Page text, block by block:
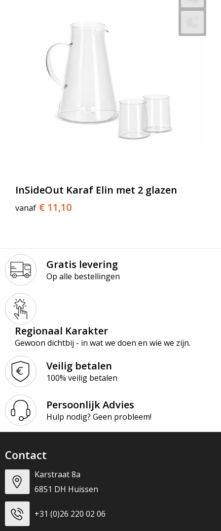
InSideOut Karaf Elin met 2 glazen
vanaf € 11,10
Gratis levering
Op alle bestellingen
Regionaal Karakter
Gewoon dichtbij - in wat we doen en wie we zijn.
Veilig betalen
100% veilig betalen
Persoonlijk Advies
Hulp nodig? Geen probleem!
Contact
Karstraat 8a
6851 DH Huissen
+31 (0)26 220 02 06